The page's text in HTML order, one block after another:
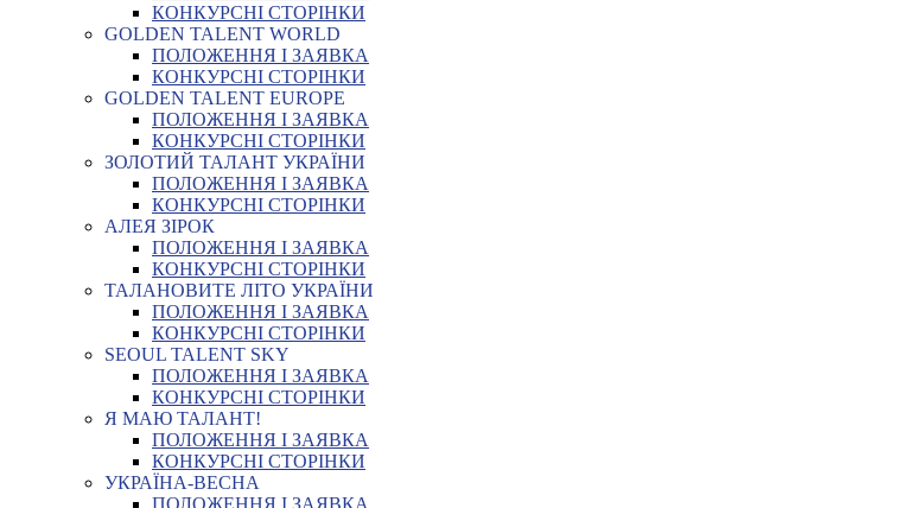
КОНКУРСНІ СТОРІНКИ
GOLDEN TALENT WORLD
ПОЛОЖЕННЯ І ЗАЯВКА
КОНКУРСНІ СТОРІНКИ
GOLDEN TALENT EUROPE
ПОЛОЖЕННЯ І ЗАЯВКА
КОНКУРСНІ СТОРІНКИ
ЗОЛОТИЙ ТАЛАНТ УКРАЇНИ
ПОЛОЖЕННЯ І ЗАЯВКА
КОНКУРСНІ СТОРІНКИ
АЛЕЯ ЗІРОК
ПОЛОЖЕННЯ І ЗАЯВКА
КОНКУРСНІ СТОРІНКИ
ТАЛАНОВИТЕ ЛІТО УКРАЇНИ
ПОЛОЖЕННЯ І ЗАЯВКА
КОНКУРСНІ СТОРІНКИ
SEOUL TALENT SKY
ПОЛОЖЕННЯ І ЗАЯВКА
КОНКУРСНІ СТОРІНКИ
Я МАЮ ТАЛАНТ!
ПОЛОЖЕННЯ І ЗАЯВКА
КОНКУРСНІ СТОРІНКИ
УКРАЇНА-ВЕСНА
ПОЛОЖЕННЯ І ЗАЯВКА